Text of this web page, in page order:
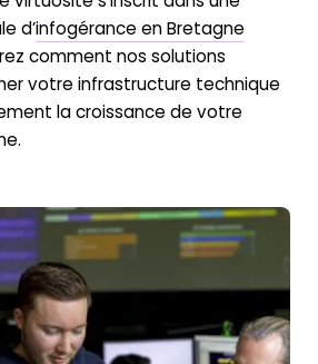
d’infogérance en Bretagne
comment nos solutions
votre infrastructure technique
la croissance de votre